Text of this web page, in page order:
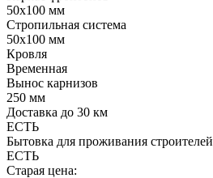
50х100 мм
Стропильная система
50х100 мм
Кровля
Временная
Вынос карнизов
250 мм
Доставка до 30 км
ЕСТЬ
Бытовка для проживания строителей
ЕСТЬ
Старая цена: